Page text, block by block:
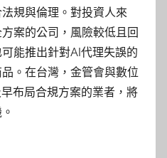
規與倫理。對投資人來
案的公司，風險較低且回
能推出針對AI代理失誤的
。在台灣，金管會與數位
布局合規方案的業者，將